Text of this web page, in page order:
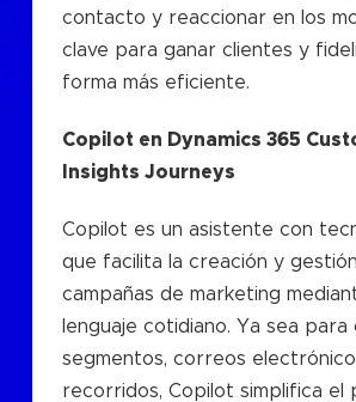
contacto y reaccionar en los
clave para ganar clientes y
forma más eficiente.
Copilot en Dynamics 365
Insights Journeys
Copilot es un asistente con
que facilita la creación y
campañas de marketing
lenguaje cotidiano. Ya sea para
segmentos, correos
recorridos, Copilot simplifica el